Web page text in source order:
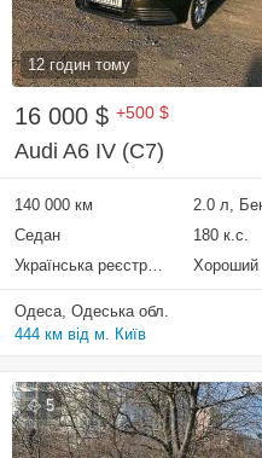
12 годин тому
16 000 $ +500 $
Audi A6 IV (C7)
140 000 км 2.0 л,
Седан
180 к.с.
Українська реєстрація
Хороший
Одеса, Одеська обл.
444 км від м. Київ
5